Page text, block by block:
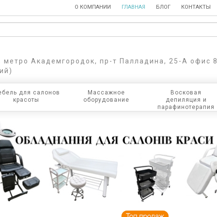
О КОМПАНИИ ГЛАВНАЯ БЛОГ КОНТАКТЫ
метро Академгородок, пр-т Палладина, 25-А офис
для салонов
красоты
Массажное
оборудование
Восковая
депиляция и
парафинотерапия